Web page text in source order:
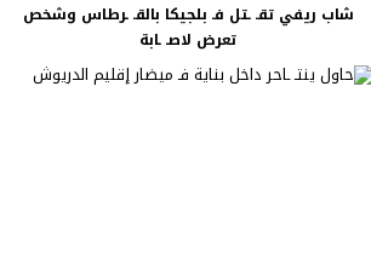
شاب ريفي تقـ ـتل فـ بلجيكا بالقـ ـرطاس وشخص
تعرض لاصـ ـابة